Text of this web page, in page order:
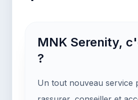
MNK Serenity,
?
Un tout nouveau service